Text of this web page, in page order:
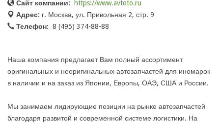
Сайт компании:
https://www.avtoto.ru
Адрес: г. Москва, ул. Привольная 2, стр. 9
Телефон: 8 (495) 374-88-88
Наша компания предлагает Вам полный ассортимент
оригинальных и неоригинальных автозапчастей для иномарок
в наличии и на заказ из Японии, Европы, ОАЭ, США и России.
Мы занимаем лидирующие позиции на рынке автозапчастей
благодаря развитой и современной системе логистики. На